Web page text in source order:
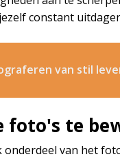
constant
van stil
foto's te
van het